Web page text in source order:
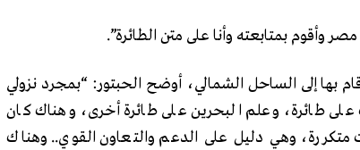
وأقوم بمتابعته وأنا على متن الطائرة”.
بها إلى الساحل الشمالي، أوضح الحبتور: “بمجرد نزولي
على طائرة، وعلم البحرين على طائرة أخرى، وهناك كان
متكررة، وهي دليل على الدعم والتعاون القوي.. وهناك